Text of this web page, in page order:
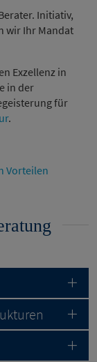
Initiativ,
wir Ihr Mandat
Exzellenz in
in der
für
.
Vorteilen